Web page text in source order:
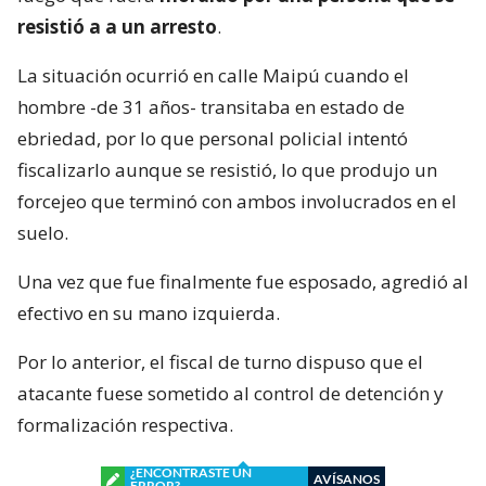
resistió a a un arresto.
La situación ocurrió en calle Maipú cuando el
hombre -de 31 años- transitaba en estado de
ebriedad, por lo que personal policial intentó
fiscalizarlo aunque se resistió, lo que produjo un
forcejeo que terminó con ambos involucrados en el
suelo.
Una vez que fue finalmente fue esposado, agredió al
efectivo en su mano izquierda.
Por lo anterior, el fiscal de turno dispuso que el
atacante fuese sometido al control de detención y
formalización respectiva.
¿ENCONTRASTE UN
AVÍSANOS